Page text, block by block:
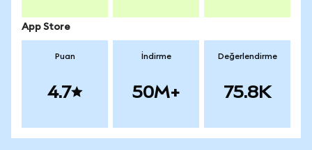
App Store
Puan
4.7
İndirme
50M+
Değerlendirme
75.8K